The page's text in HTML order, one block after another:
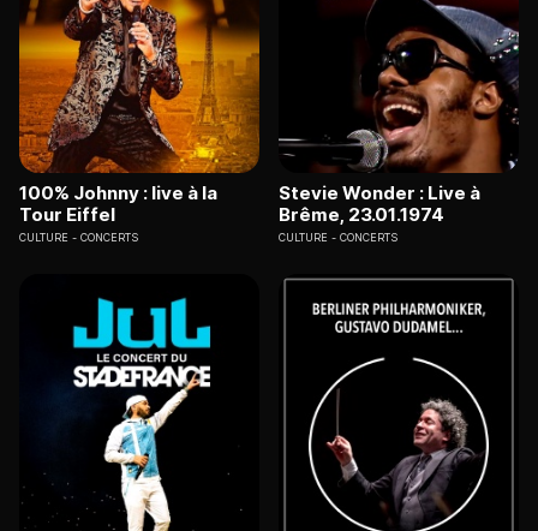
100% Johnny : live à la
Tour Eiffel
CULTURE CONCERTS
Stevie Wonder : Live à
Brême, 23.01.1974
CULTURE CONCERTS